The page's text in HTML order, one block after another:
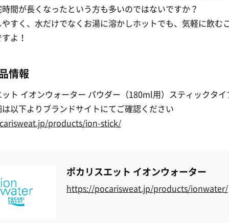
間が長くなったという方も多いのではないですか？
すく、水だけでなくお湯に溶かしホットでも、気軽に飲む
よ！
情報
ト イオンウォーター パウダー（180ml用）スティックタイ
以下よりブランドサイトにてご確認ください
products/ion-stick/
ポカリスエット イオンウォーター
https://pocarisweat.jp/products/ionwater/